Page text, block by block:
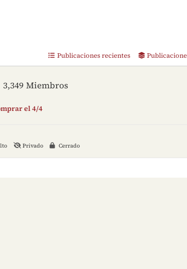
Publicaciones recientes
3,349 Miembros
el 4/4
Privado Cerrado